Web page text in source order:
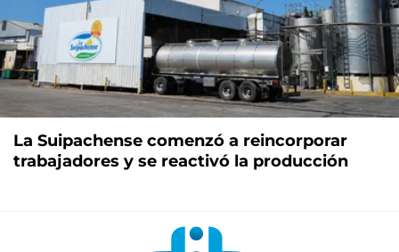
La Suipachense comenzó a reincorporar
trabajadores y se reactivó la producción